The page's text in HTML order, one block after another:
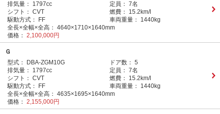
排気量：
1797cc 定員： 7名
シフト： CVT 燃費：
15.2km/l
駆動方式：
FF 車両重量：
1440kg
全長×全幅×全高： 4640×1710×1640mm
価格： 2,100,000円
Ｇ
型式：
DBA-ZGM10G ドア数： 5
排気量：
1797cc 定員： 7名
シフト： CVT 燃費：
15.2km/l
駆動方式：
FF 車両重量：
1440kg
全長×全幅×全高： 4635×1695×1640mm
価格： 2,155,000円